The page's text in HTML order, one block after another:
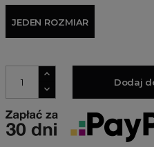
JEDEN ROZMIAR
Dodaj